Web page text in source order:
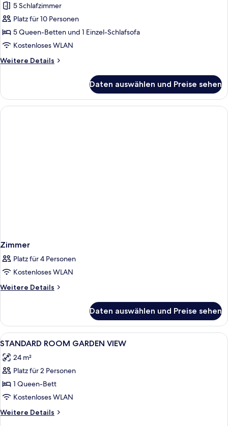
Villa
anzeigen
5 Schlafzimmer
Platz für 10 Personen
5 Queen-Betten und 1 Einzel-Schlafsofa
Kostenloses WLAN
Weitere Details
Weitere
Villa
Daten auswählen und Preise sehen
Zimmer
Platz für 4 Personen
Kostenloses WLAN
Weitere Details
Weitere
Daten auswählen und Preise sehen
Alle
Fotos
für
STANDARD
ROOM
GARDEN
VIEW
anzeigen
Ein Hotelzimmer mit Bett,
7
STANDARD ROOM GARDEN VIEW
24 m²
Platz für 2 Personen
1 Queen-Bett
Kostenloses WLAN
Weitere Details
Weitere